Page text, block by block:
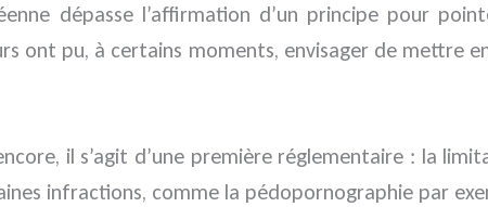
dépasse l’affirmation d’un principe pour
ont pu, à certains moments, envisager de mettre
il s’agit d’une première réglementaire : la
infractions, comme la pédopornographie par